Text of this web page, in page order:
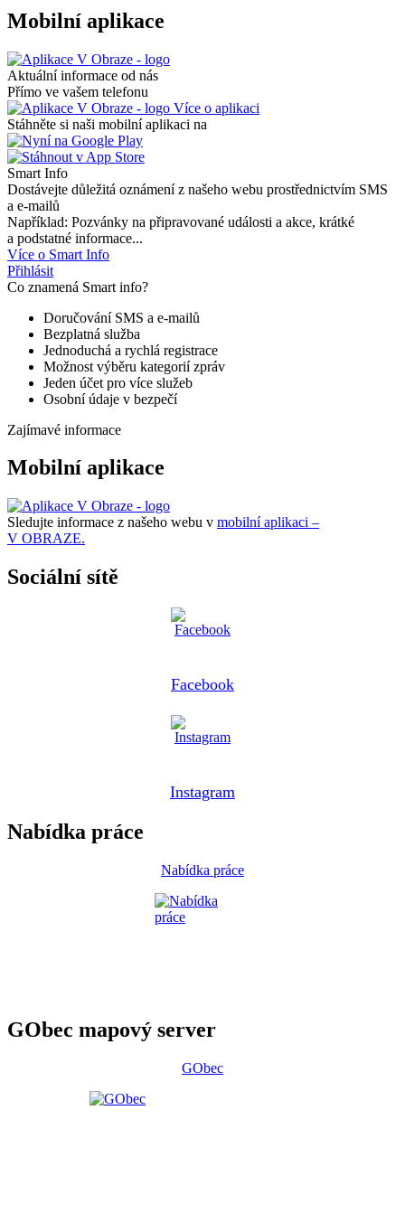
Mobilní aplikace
Aktuální informace od nás
Přímo ve vašem telefonu
Více o aplikaci
Stáhněte si naši mobilní aplikaci na
Smart Info
Dostávejte důležitá oznámení z našeho webu prostřednictvím SMS
a e-mailů
Například: Pozvánky na připravované události a akce, krátké
a podstatné informace...
Více o Smart Info
Přihlásit
Co znamená Smart info?
Doručování SMS a e-mailů
Bezplatná služba
Jednoduchá a rychlá registrace
Možnost výběru kategorií zpráv
Jeden účet pro více služeb
Osobní údaje v bezpečí
Zajímavé informace
Mobilní aplikace
Sledujte informace z našeho webu v mobilní aplikaci –
V OBRAZE.
Sociální sítě
Facebook
Instagram
Nabídka práce
Nabídka práce
GObec mapový server
GObec